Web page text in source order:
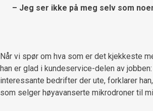
– Jeg ser ikke på meg selv som
Når vi spør om hva som er det kjekkeste
han er glad i kundeservice-delen av
interessante bedrifter der ute, forklarer
som selger høyavanserte mikrodroner til